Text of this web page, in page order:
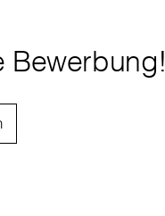
Bewerbung!